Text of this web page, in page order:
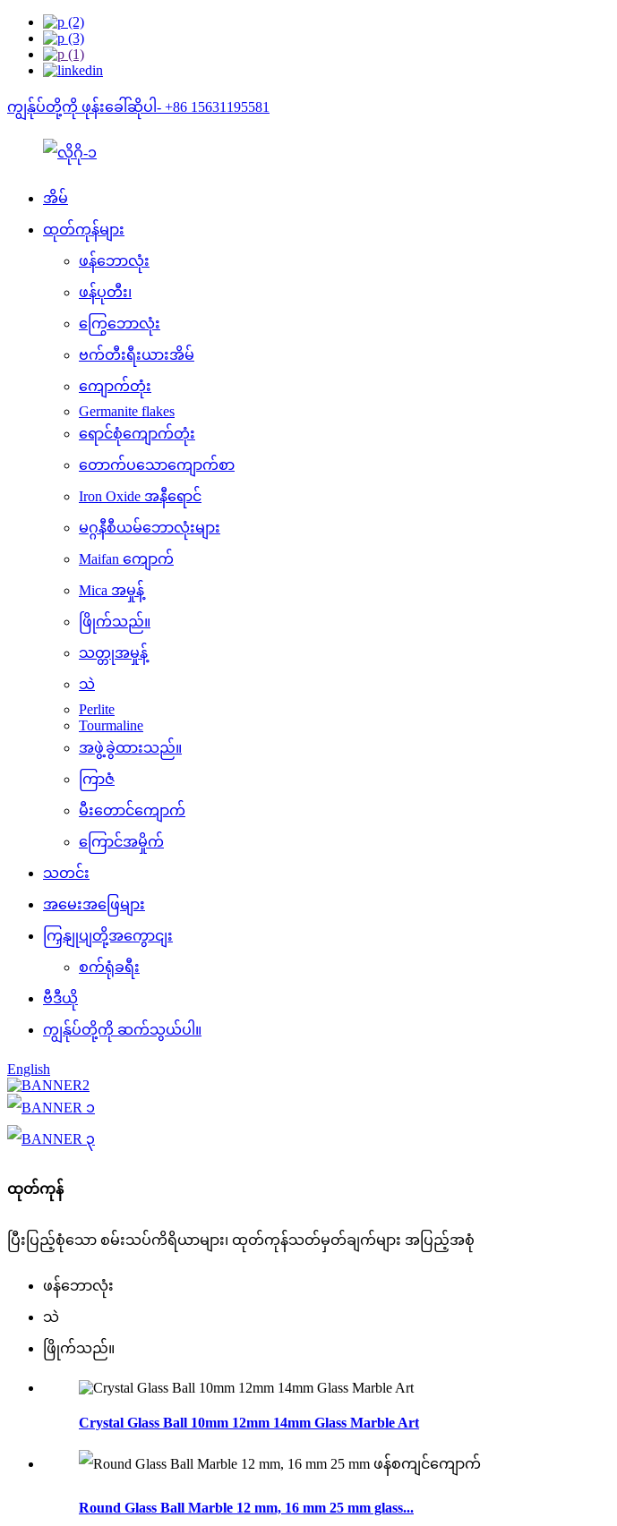
ကျွန်ုပ်တို့ကို ဖုန်းခေါ်ဆိုပါ- +86 15631195581
အိမ်
ထုတ်ကုန်များ
ဖန်ဘောလုံး
ဖန်ပုတီး၊
ကြွေဘောလုံး
ဗက်တီးရီးယားအိမ်
ကျောက်တုံး
Germanite flakes
ရောင်စုံကျောက်တုံး
တောက်ပသောကျောက်စာ
Iron Oxide အနီရောင်
မဂ္ဂနီစီယမ်ဘောလုံးများ
Maifan ကျောက်
Mica အမှုန့်
ဖြိုက်သည်။
သတ္တုအမှုန့်
သဲ
Perlite
Tourmaline
အဖွဲ့ခွဲထားသည်။
ကြာဇံ
မီးတောင်ကျောက်
ကြောင်အမှိုက်
သတင်း
အမေးအဖြေများ
ကြှနျုပျတို့အကွောငျး
စက်ရုံခရီး
ဗီဒီယို
ကျွန်ုပ်တို့ကို ဆက်သွယ်ပါ။
English
ထုတ်ကုန်
ပြီးပြည့်စုံသော စမ်းသပ်ကိရိယာများ၊ ထုတ်ကုန်သတ်မှတ်ချက်များ အပြည့်အစုံ
ဖန်ဘောလုံး
သဲ
ဖြိုက်သည်။
Crystal Glass Ball 10mm 12mm 14mm Glass Marble Art
Round Glass Ball Marble 12 mm, 16 mm 25 mm glass...